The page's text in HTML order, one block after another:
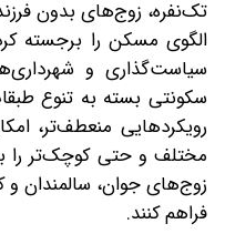
تک‌نفره، زوج‌های بدون
الگوی مسکن را برجسته
سیاست‌گذاری و
سکونتی بسته به تنوع
رویکردهایی منعطف‌تر،
مختلف و حتی کوچک‌تر را
زوج‌های جوان، سالمندان
فراهم کنند.